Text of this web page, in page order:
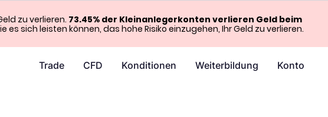
Trade CFD Konditionen Weiterbildung Konto
zu verlieren. 73.45% der Kleinanlegerkonten verlieren Geld beim
es sich leisten können, das hohe Risiko einzugehen, Ihr Geld zu verlieren.